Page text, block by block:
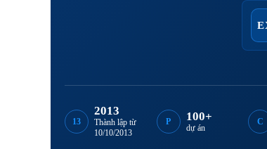
13
2013
Thành lập từ
10/10/2013
P 100+
dự án
C